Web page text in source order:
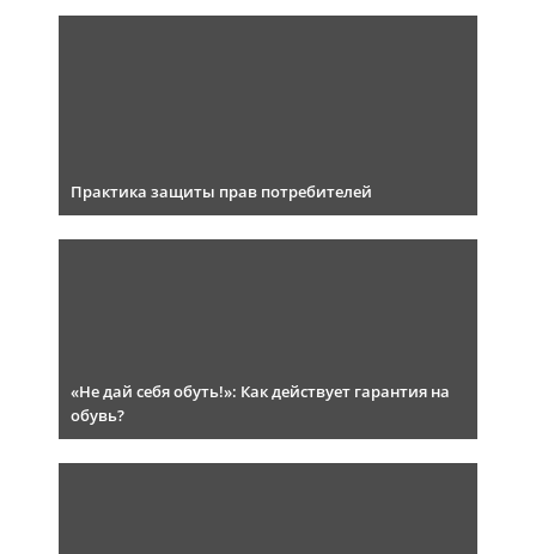
Практика защиты прав потребителей
«Не дай себя обуть!»: Как действует гарантия на
обувь?